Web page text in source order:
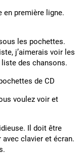
en première ligne.
les pochettes.
j’aimerais voir les
des chansons.
de CD
voulez voir et
Il doit être
avec clavier et écran.